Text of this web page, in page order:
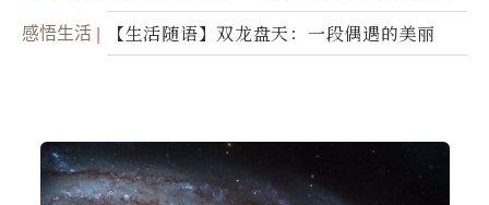
感悟生活 【生活随语】双龙盘天：一段偶遇的美丽